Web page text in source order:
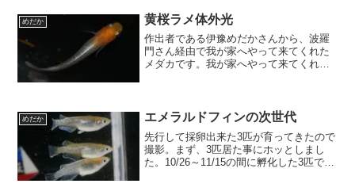
つぶした辺り...
めだか 黄桜ラメ体外光
作出者である伊豫めだかさんから、波羅
門さん経由で我が家へやって来てくれた
メダカです。我が家へやって来てくれた
綺麗ですが、黄桜の黄色と...
めだか エメラルドフィンの次世代
先行して採卵出来た3匹が育ってきたので
撮影。まず、3匹居た事にホッとしまし
た。10/26～11/15の間に孵化した3匹で